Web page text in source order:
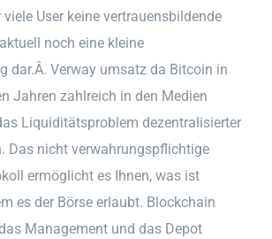
User keine vertrauensbildende
noch eine kleine
dar.Â. Verway umsatz da Bitcoin in
Jahren zahlreich in den Medien
Liquiditätsproblem dezentralisierter
Das nicht verwahrungspflichtige
ermöglicht es Ihnen, was ist
es der Börse erlaubt. Blockchain
Management und das Depot